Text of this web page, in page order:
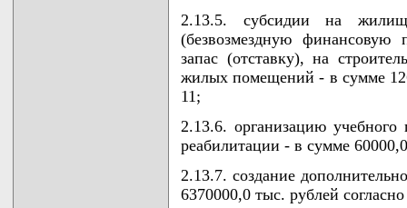
2.13.5. субсидии на
(безвозмездную
запас (отставку), на
жилых помещений - в сумме
11;
2.13.6. организацию учебного
реабилитации - в сумме
2.13.7. создание
6370000,0 тыс. рублей